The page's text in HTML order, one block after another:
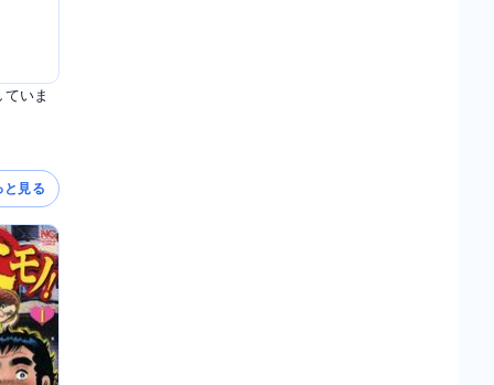
いま
と見る